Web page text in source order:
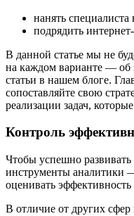
нанять специалиста
подрядить
В данной статье мы не
на каждом варианте — об
статьи в нашем блоге.
сопоставляйте свою
реализации задач,
Контроль
Чтобы успешно
инструменты аналитики
оценивать
В отличие от других сфер